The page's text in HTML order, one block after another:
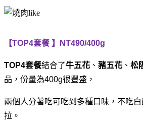
【TOP4套餐 】NT490/400g
TOP4套餐結合了牛五花 、 豬五花 、 松
品， 份量為400g很豐盛，
兩個人分著吃可吃到多種口味， 不吃
拉。